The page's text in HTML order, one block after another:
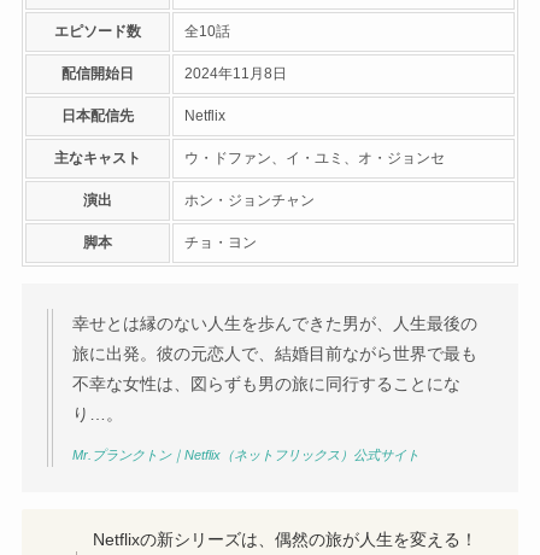
エピソード数 全10話
配信開始日 2024年11月8日
日本配信先 Netflix
主なキャスト ウ・ドファン、イ・ユミ、オ・ジョンセ
演出 ホン・ジョンチャン
脚本 チョ・ヨン
幸せとは縁のない人生を歩んできた男が、人生最後の
旅に出発。彼の元恋人で、結婚目前ながら世界で最も
不幸な女性は、図らずも男の旅に同行することにな
り…。
Mr.プランクトン｜Netflix（ネットフリックス）公式サイト
Netflixの新シリーズは、偶然の旅が人生を変える！